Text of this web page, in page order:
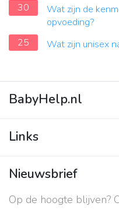
30
Wat zijn de
opvoeding?
25
Wat zijn unisex
BabyHelp.nl
Vraag & Antwoord
Links
Contact
Over ons
Nieuwsbrief
Op de hoogte blijven?